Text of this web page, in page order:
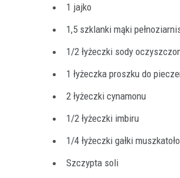
1 jajko
1,5 szklanki mąki
1/2 łyżeczki sody
1 łyżeczka proszku do
2 łyżeczki cynamonu
1/2 łyżeczki imbiru
1/4 łyżeczki gałki
Szczypta soli